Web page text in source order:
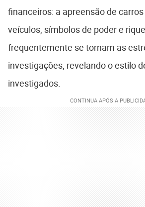
financeiros: a apreensão de
veículos, símbolos de poder e
frequentemente se tornam as
investigações, revelando o estilo
investigados.